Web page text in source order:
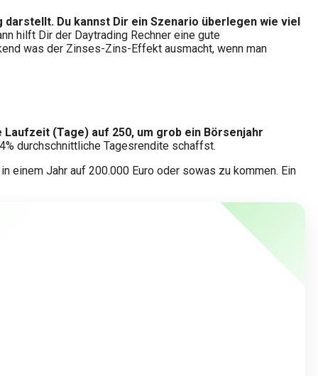
Du kannst Dir ein Szenario überlegen wie viel
hilft Dir der Daytrading Rechner eine gute
was der Zinses-Zins-Effekt ausmacht, wenn man
(Tage) auf 250, um grob ein Börsenjahr
durchschnittliche Tagesrendite schaffst.
einem Jahr auf 200.000 Euro oder sowas zu kommen. Ein